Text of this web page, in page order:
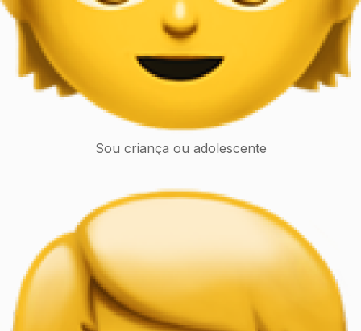
Sou criança ou adolescente